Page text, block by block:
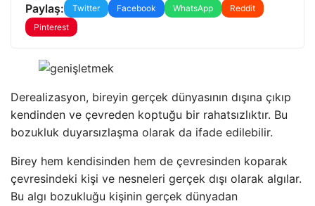
Paylaş: Twitter Facebook WhatsApp
Reddit
Pinterest
Derealizasyon, bireyin gerçek dünyasının dışına çıkıp
kendinden ve çevreden koptuğu bir rahatsızlıktır. Bu
bozukluk duyarsızlaşma olarak da ifade edilebilir.
Birey hem kendisinden hem de çevresinden koparak
çevresindeki kişi ve nesneleri gerçek dışı olarak algılar.
Bu algı bozukluğu kişinin gerçek dünyadan